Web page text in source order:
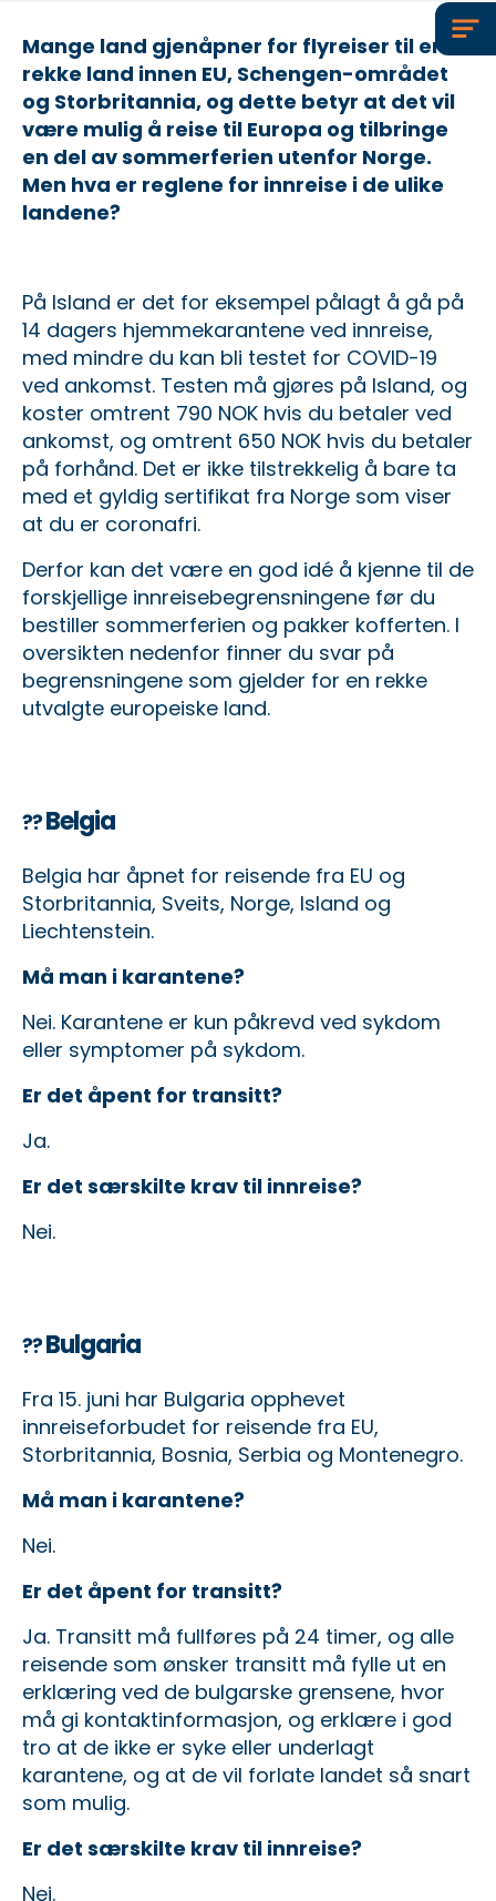
Mange land gjenåpner for flyreiser til en
rekke land innen EU, Schengen-området
og Storbritannia, og dette betyr at det vil
være mulig å reise til Europa og tilbringe
en del av sommerferien utenfor Norge.
Men hva er reglene for innreise i de ulike
landene?
På Island er det for eksempel pålagt å gå på
14 dagers hjemmekarantene ved innreise,
med mindre du kan bli testet for COVID-19
ved ankomst. Testen må gjøres på Island, og
koster omtrent 790 NOK hvis du betaler ved
ankomst, og omtrent 650 NOK hvis du betaler
på forhånd. Det er ikke tilstrekkelig å bare ta
med et gyldig sertifikat fra Norge som viser
at du er coronafri.
Derfor kan det være en god idé å kjenne til de
forskjellige innreisebegrensningene før du
bestiller sommerferien og pakker kofferten. I
oversikten nedenfor finner du svar på
begrensningene som gjelder for en rekke
utvalgte europeiske land.
??Belgia
Belgia har åpnet for reisende fra EU og
Storbritannia, Sveits, Norge, Island og
Liechtenstein.
Må man i karantene?
Nei. Karantene er kun påkrevd ved sykdom
eller symptomer på sykdom.
Er det åpent for transitt?
Ja.
Er det særskilte krav til innreise?
Nei.
??Bulgaria
Fra 15. juni har Bulgaria opphevet
innreiseforbudet for reisende fra EU,
Storbritannia, Bosnia, Serbia og Montenegro.
Må man i karantene?
Nei.
Er det åpent for transitt?
Ja. Transitt må fullføres på 24 timer, og alle
reisende som ønsker transitt må fylle ut en
erklæring ved de bulgarske grensene, hvor
må gi kontaktinformasjon, og erklære i god
tro at de ikke er syke eller underlagt
karantene, og at de vil forlate landet så snart
som mulig.
Er det særskilte krav til innreise?
Nei.